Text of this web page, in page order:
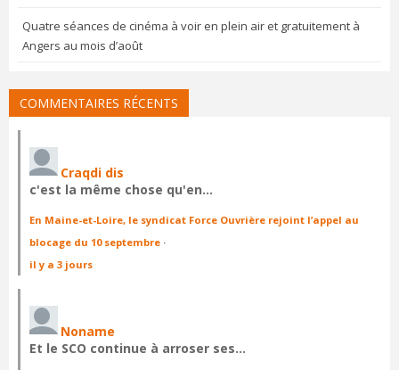
Quatre séances de cinéma à voir en plein air et gratuitement à
Angers au mois d’août
COMMENTAIRES RÉCENTS
Craqdi dis
c'est la même chose qu'en…
En Maine-et-Loire, le syndicat Force Ouvrière rejoint l’appel au
blocage du 10 septembre ·
il y a 3 jours
Noname
Et le SCO continue à arroser ses…